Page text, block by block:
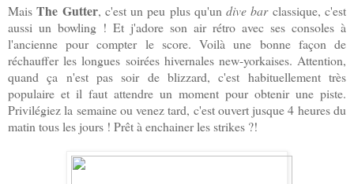
MaisThe Gutter, c'est un peu plus qu'undive barclassique, c'est
aussi un bowling ! Et j'adore son air rétro avec ses consoles à
l'ancienne pour compter le score. Voilà une bonne façon de
réchauffer les longues soirées hivernales new-yorkaises. Attention,
quand ça n'est pas soir de blizzard, c'est habituellement très
populaire et il faut attendre un moment pour obtenir une piste.
Privilégiez la semaine ou venez tard, c'est ouvert jusque 4 heures du
matin tous les jours ! Prêt à enchainer les strikes ?!